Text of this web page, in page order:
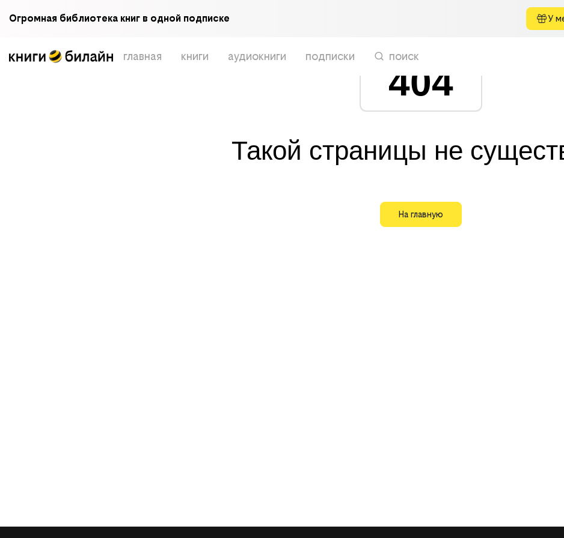
Огромная библиотека книг в одной подписке У
главная книги аудиокниги подписки поиск
404
Такой страницы не
На главную